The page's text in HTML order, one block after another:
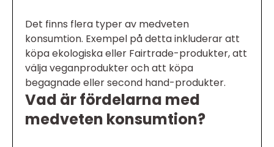
Det finns flera typer av medveten
konsumtion. Exempel på detta inkluderar att
köpa ekologiska eller Fairtrade-produkter, att
välja veganprodukter och att köpa
begagnade eller second hand-produkter.
Vad är fördelarna med
medveten konsumtion?